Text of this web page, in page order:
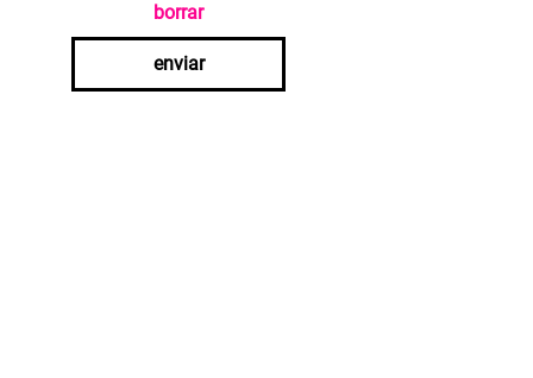
borrar
enviar